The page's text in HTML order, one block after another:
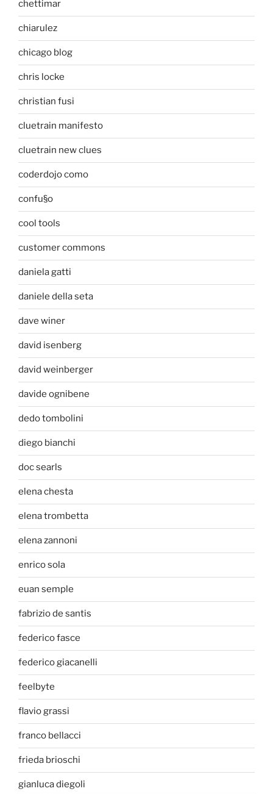
chettimar
chiarulez
chicago blog
chris locke
christian fusi
cluetrain manifesto
cluetrain new clues
coderdojo como
confu§o
cool tools
customer commons
daniela gatti
daniele della seta
dave winer
david isenberg
david weinberger
davide ognibene
dedo tombolini
diego bianchi
doc searls
elena chesta
elena trombetta
elena zannoni
enrico sola
euan semple
fabrizio de santis
federico fasce
federico giacanelli
feelbyte
flavio grassi
franco bellacci
frieda brioschi
gianluca diegoli